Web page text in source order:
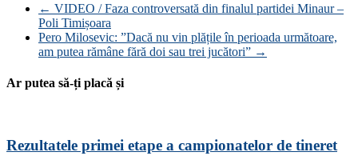
← VIDEO / Faza controversată din finalul partidei Minaur –
Poli Timișoara
Pero Milosevic: ”Dacă nu vin plățile în perioada următoare,
am putea rămâne fără doi sau trei jucători” →
Ar putea să-ți placă și
Rezultatele primei etape a campionatelor de tineret